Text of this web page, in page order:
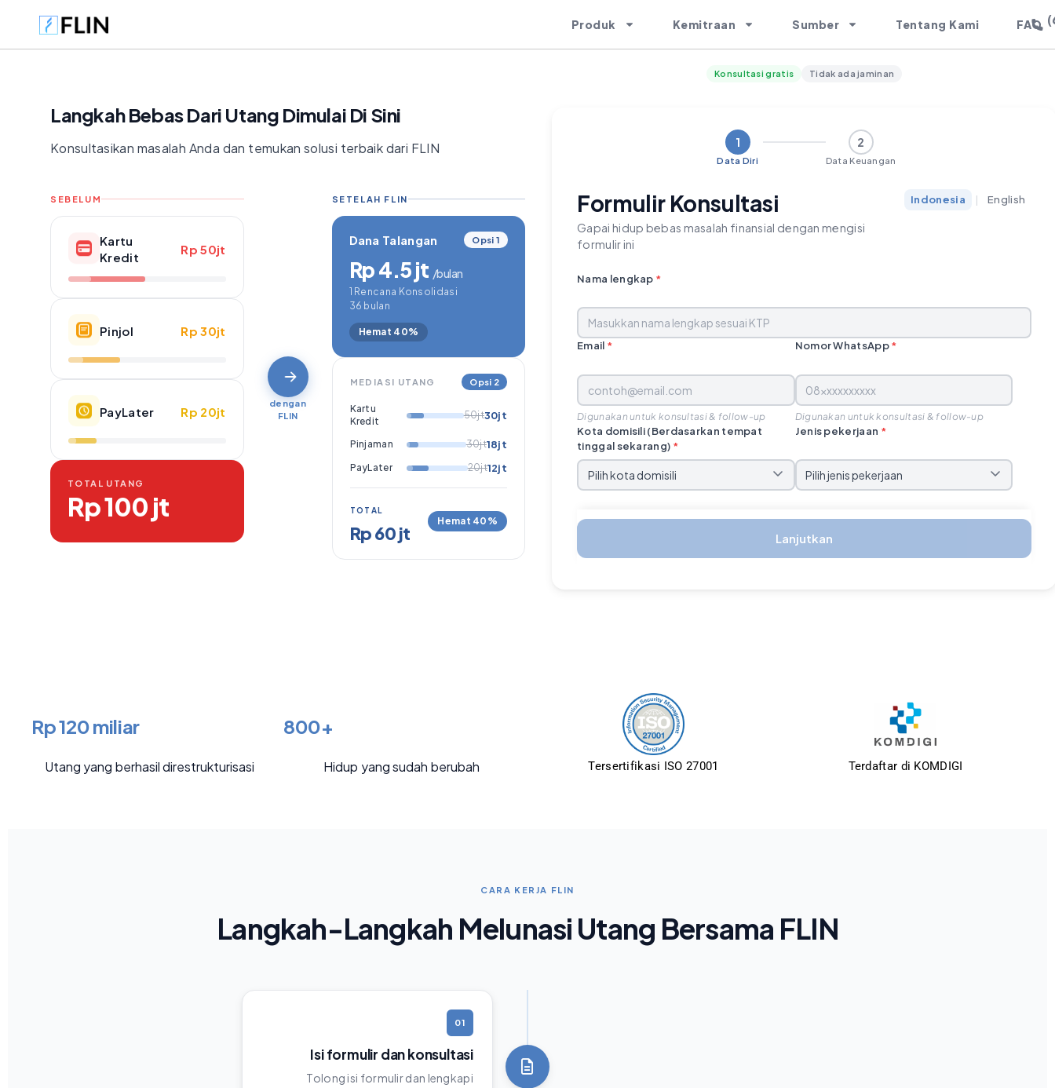
Produk Kemitraan Sumber Tentang Kami FAQ
Langkah Bebas Dari Utang Dimulai Di Sini
Konsultasikan masalah Anda dan temukan solusi terbaik dari FLIN
SEBELUM
Kartu
Kredit
Rp 50jt
Pinjol Rp 30jt
PayLater Rp 20jt
TOTAL UTANG
Rp 100 jt
dengan
FLIN
SETELAH FLIN
Dana Talangan Opsi 1
Rp 4.5 jt /bulan
1 Rencana Konsolidasi
36 bulan
Hemat 40%
MEDIASI UTANG Opsi 2
Kartu
Kredit
50jt30jt
Pinjaman 30jt18jt
PayLater 20jt12jt
TOTAL
Rp 60 jt
Hemat 40%
Konsultasi gratis Tidak ada jaminan
1
Data Diri
2
Data Keuangan
Formulir Konsultasi
Gapai hidup bebas masalah finansial dengan mengisi
formulir ini
Indonesia | English
Nama lengkap *
Email *
Digunakan untuk konsultasi & follow-up
Nomor WhatsApp*
Digunakan untuk konsultasi & follow-up
Kota domisili (Berdasarkan tempat
tinggal sekarang) *
Jenis pekerjaan *
Lanjutkan
Rp 120 miliar
Utang yang berhasil direstrukturisasi
800+
Hidup yang sudah berubah Tersertifikasi ISO 27001 Terdaftar di KOMDIGI
CARA KERJA FLIN
Langkah-Langkah Melunasi Utang Bersama FLIN
01
Isi formulir dan konsultasi
Tolong isi formulir dan lengkapi